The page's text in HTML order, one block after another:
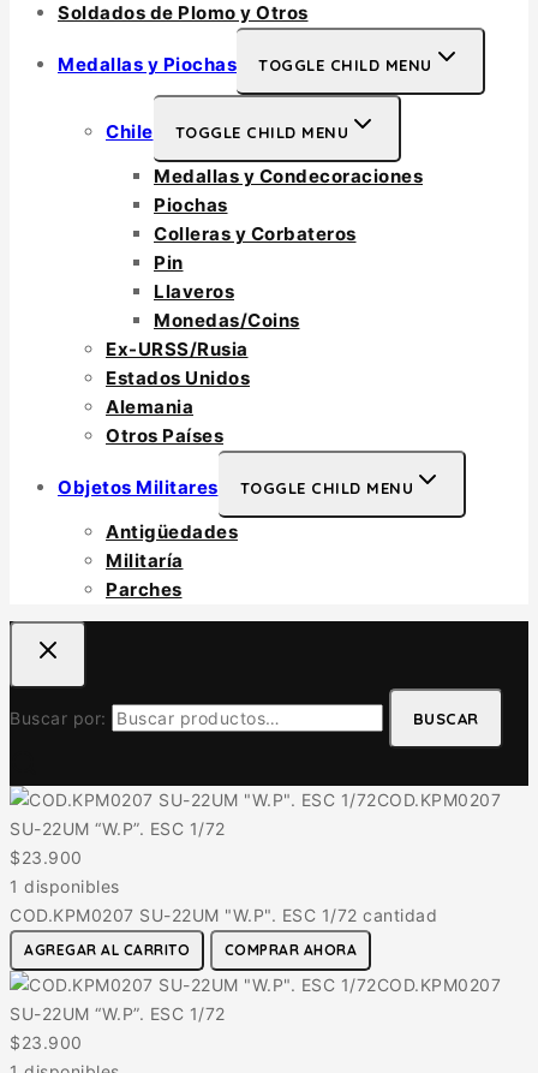
Soldados de Plomo y Otros
Medallas y Piochas TOGGLE CHILD MENU
Chile TOGGLE CHILD MENU
Medallas y Condecoraciones
Piochas
Colleras y Corbateros
Pin
Llaveros
Monedas/Coins
Ex-URSS/Rusia
Estados Unidos
Alemania
Otros Países
Objetos Militares TOGGLE CHILD MENU
Antigüedades
Militaría
Parches
Buscar por: BUSCAR
COD.KPM0207
SU-22UM “W.P”. ESC 1/72
$23.900
1 disponibles
COD.KPM0207 SU-22UM "W.P". ESC 1/72 cantidad
AGREGAR AL CARRITO COMPRAR AHORA
COD.KPM0207
SU-22UM “W.P”. ESC 1/72
$23.900